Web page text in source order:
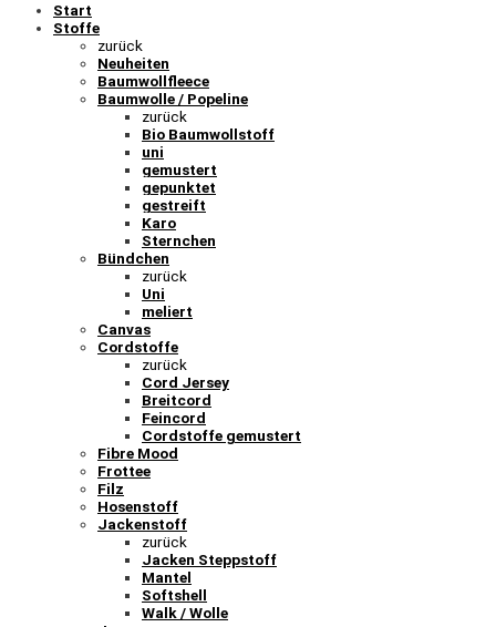
Start
Stoffe
zurück
Neuheiten
Baumwollfleece
Baumwolle / Popeline
zurück
Bio Baumwollstoff
uni
gemustert
gepunktet
gestreift
Karo
Sternchen
Bündchen
zurück
Uni
meliert
Canvas
Cordstoffe
zurück
Cord Jersey
Breitcord
Feincord
Cordstoffe gemustert
Fibre Mood
Frottee
Filz
Hosenstoff
Jackenstoff
zurück
Jacken Steppstoff
Mantel
Softshell
Walk / Wolle